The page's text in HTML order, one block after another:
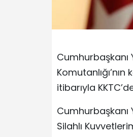
Cumhurbaşkanı
itibarıyla
Cumhurbaşkanı
Silahlı